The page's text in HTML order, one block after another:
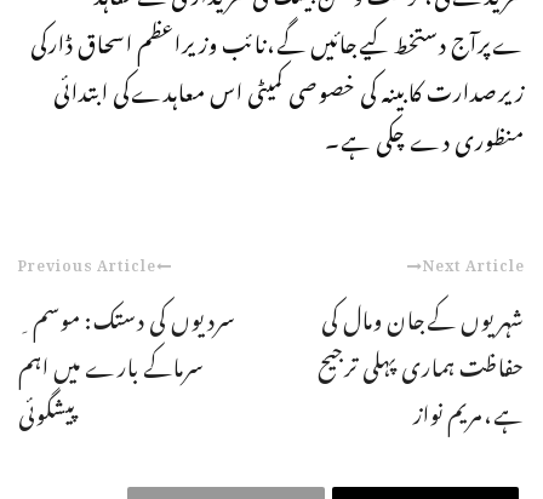
ےپرآج دستخط کیےجائیں گے،نائب وزیراعظم اسحاق ڈارکی
زیرصدارت کابینہ کی خصوصی کمیٹی اس معاہدےکی ابتدائی
منظوری دے چکی ہے۔
Previous Article
سردیوں کی دستک: موسم ِ
سرماکے بارے میں اہم
پیشگوئی
Next Article
شہریوں کےجان ومال کی
حفاظت ہماری پہلی ترجیح
ہے،مریم نواز